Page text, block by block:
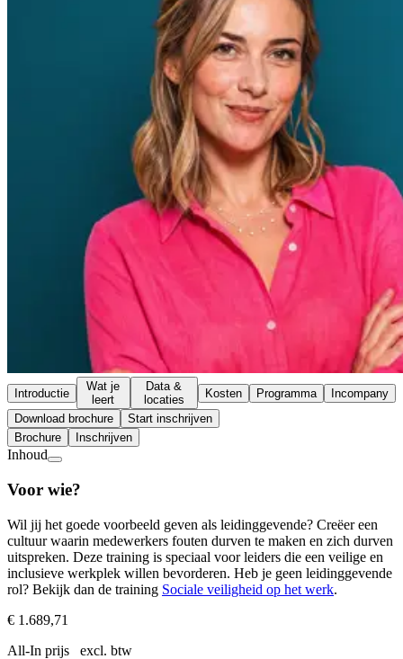
Introductie
Wat je
leert
Data &
locaties
Kosten Programma
Incompany
Download brochure
Start inschrijven
Brochure
Inschrijven
Inhoud
Voor wie?
Wil jij het goede voorbeeld geven als leidinggevende? Creëer een
cultuur waarin medewerkers fouten durven te maken en zich durven
uitspreken. Deze training is speciaal voor leiders die een veilige en
inclusieve werkplek willen bevorderen. Heb je geen leidinggevende
rol? Bekijk dan de training Sociale veiligheid op het werk.
€ 1.689,71
All-In prijs excl. btw